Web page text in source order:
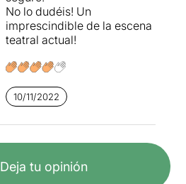
No lo dudéis! Un
imprescindible de la escena
teatral actual!
10/11/2022
Deja tu opinión